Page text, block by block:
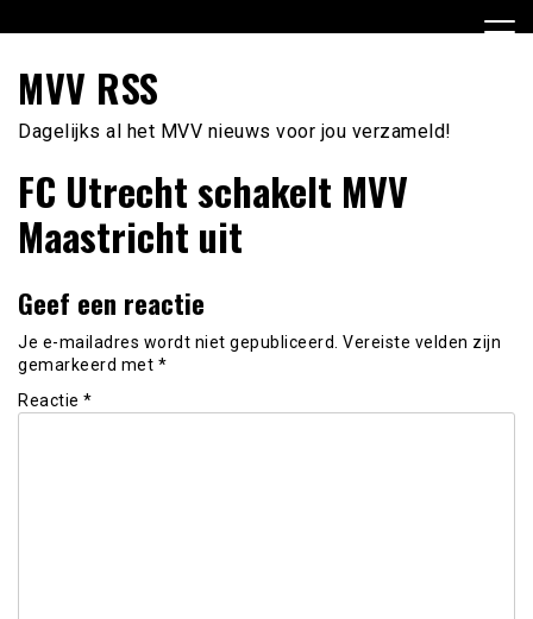
naar
inhoud
MVV RSS
Dagelijks al het MVV nieuws voor jou verzameld!
FC Utrecht schakelt MVV
Maastricht uit
Geef een reactie
Je e-mailadres wordt niet gepubliceerd. Vereiste velden zijn
gemarkeerd met *
Reactie *